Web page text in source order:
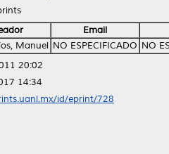
Email
Manuel NO ESPECIFICADO NO
20:02
14:34
id/eprint/728